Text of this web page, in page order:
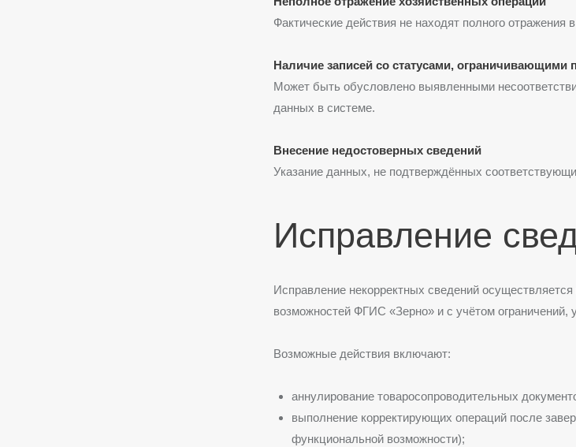
Фактические действия не находят полного отражения
Наличие записей со статусами, ограничивающими
Может быть обусловлено выявленными
данных в системе.
Внесение недостоверных сведений
Указание данных, не подтверждённых
Исправление
Исправление некорректных сведений
возможностей ФГИС «Зерно» и с учётом
Возможные действия включают:
аннулирование товаросопроводительных
выполнение корректирующих операций после
функциональной возможности);